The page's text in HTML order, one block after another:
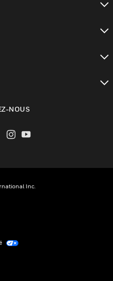
NOUS
Inc.